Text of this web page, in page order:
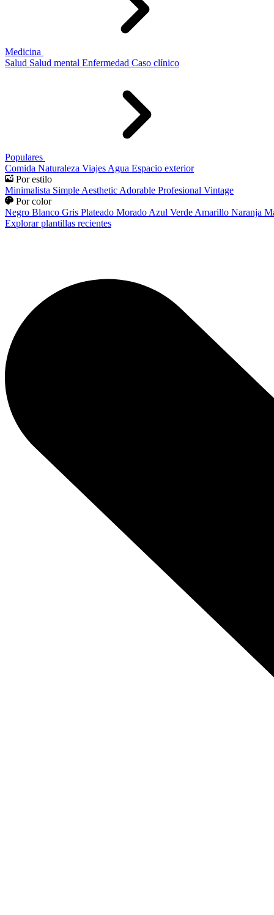
Medicina
Salud Salud mental Enfermedad Caso clínico
Populares
Comida Naturaleza Viajes Agua Espacio exterior
Por estilo
Minimalista Simple Aesthetic Adorable Profesional Vintage
Por color
Negro Blanco Gris Plateado Morado Azul Verde Amarillo Naranja
Explorar plantillas recientes